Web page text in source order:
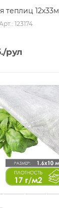
теплиц 12х33м
123174
/рул